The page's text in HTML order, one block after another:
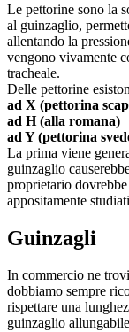
Le pettorine sono la
al guinzaglio,
allentando la
vengono vivamente
tracheale.
Delle pettorine
ad X (pettorina
ad H (alla romana)
ad Y (pettorina
La prima viene
guinzaglio
proprietario
appositamente
Guinzagli
In commercio ne
dobbiamo sempre
rispettare una
guinzaglio